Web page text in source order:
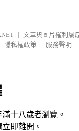
文章與圖片權利屬
隱私權政策
服務聲明
十八歲者瀏覽。
即離開。